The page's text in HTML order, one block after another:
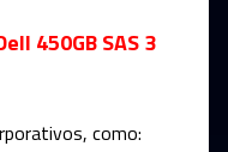
450GB SAS 3
como: